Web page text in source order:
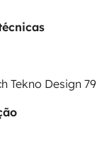
Tekno Design 79